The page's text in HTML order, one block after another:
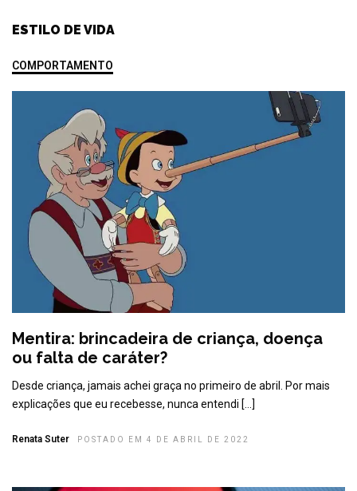
ESTILO DE VIDA
COMPORTAMENTO
Mentira: brincadeira de criança, doença
ou falta de caráter?
Desde criança, jamais achei graça no primeiro de abril. Por mais
explicações que eu recebesse, nunca entendi […]
Renata Suter POSTADO EM 4 DE ABRIL DE 2022